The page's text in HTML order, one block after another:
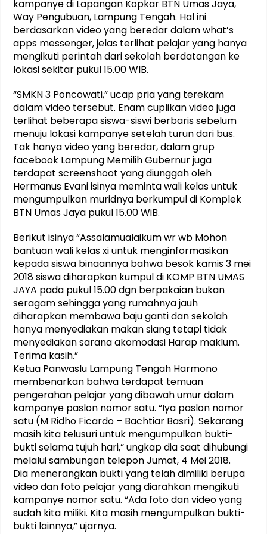
kampanye di Lapangan Kopkar BTN Umas Jaya,
Way Pengubuan, Lampung Tengah. Hal ini
berdasarkan video yang beredar dalam what’s
apps messenger, jelas terlihat pelajar yang hanya
mengikuti perintah dari sekolah berdatangan ke
lokasi sekitar pukul 15.00 WIB.
“SMKN 3 Poncowati,” ucap pria yang terekam
dalam video tersebut. Enam cuplikan video juga
terlihat beberapa siswa-siswi berbaris sebelum
menuju lokasi kampanye setelah turun dari bus.
Tak hanya video yang beredar, dalam grup
facebook Lampung Memilih Gubernur juga
terdapat screenshoot yang diunggah oleh
Hermanus Evani isinya meminta wali kelas untuk
mengumpulkan muridnya berkumpul di Komplek
BTN Umas Jaya pukul 15.00 WiB.
Berikut isinya “Assalamualaikum wr wb Mohon
bantuan wali kelas xi untuk menginformasikan
kepada siswa binaannya bahwa besok kamis 3 mei
2018 siswa diharapkan kumpul di KOMP BTN UMAS
JAYA pada pukul 15.00 dgn berpakaian bukan
seragam sehingga yang rumahnya jauh
diharapkan membawa baju ganti dan sekolah
hanya menyediakan makan siang tetapi tidak
menyediakan sarana akomodasi Harap maklum.
Terima kasih.”
Ketua Panwaslu Lampung Tengah Harmono
membenarkan bahwa terdapat temuan
pengerahan pelajar yang dibawah umur dalam
kampanye paslon nomor satu. “Iya paslon nomor
satu (M Ridho Ficardo – Bachtiar Basri). Sekarang
masih kita telusuri untuk mengumpulkan bukti-
bukti selama tujuh hari,” ungkap dia saat dihubungi
melalui sambungan telepon Jumat, 4 Mei 2018.
Dia menerangkan bukti yang telah dimiliki berupa
video dan foto pelajar yang diarahkan mengikuti
kampanye nomor satu. “Ada foto dan video yang
sudah kita miliki. Kita masih mengumpulkan bukti-
bukti lainnya,” ujarnya.